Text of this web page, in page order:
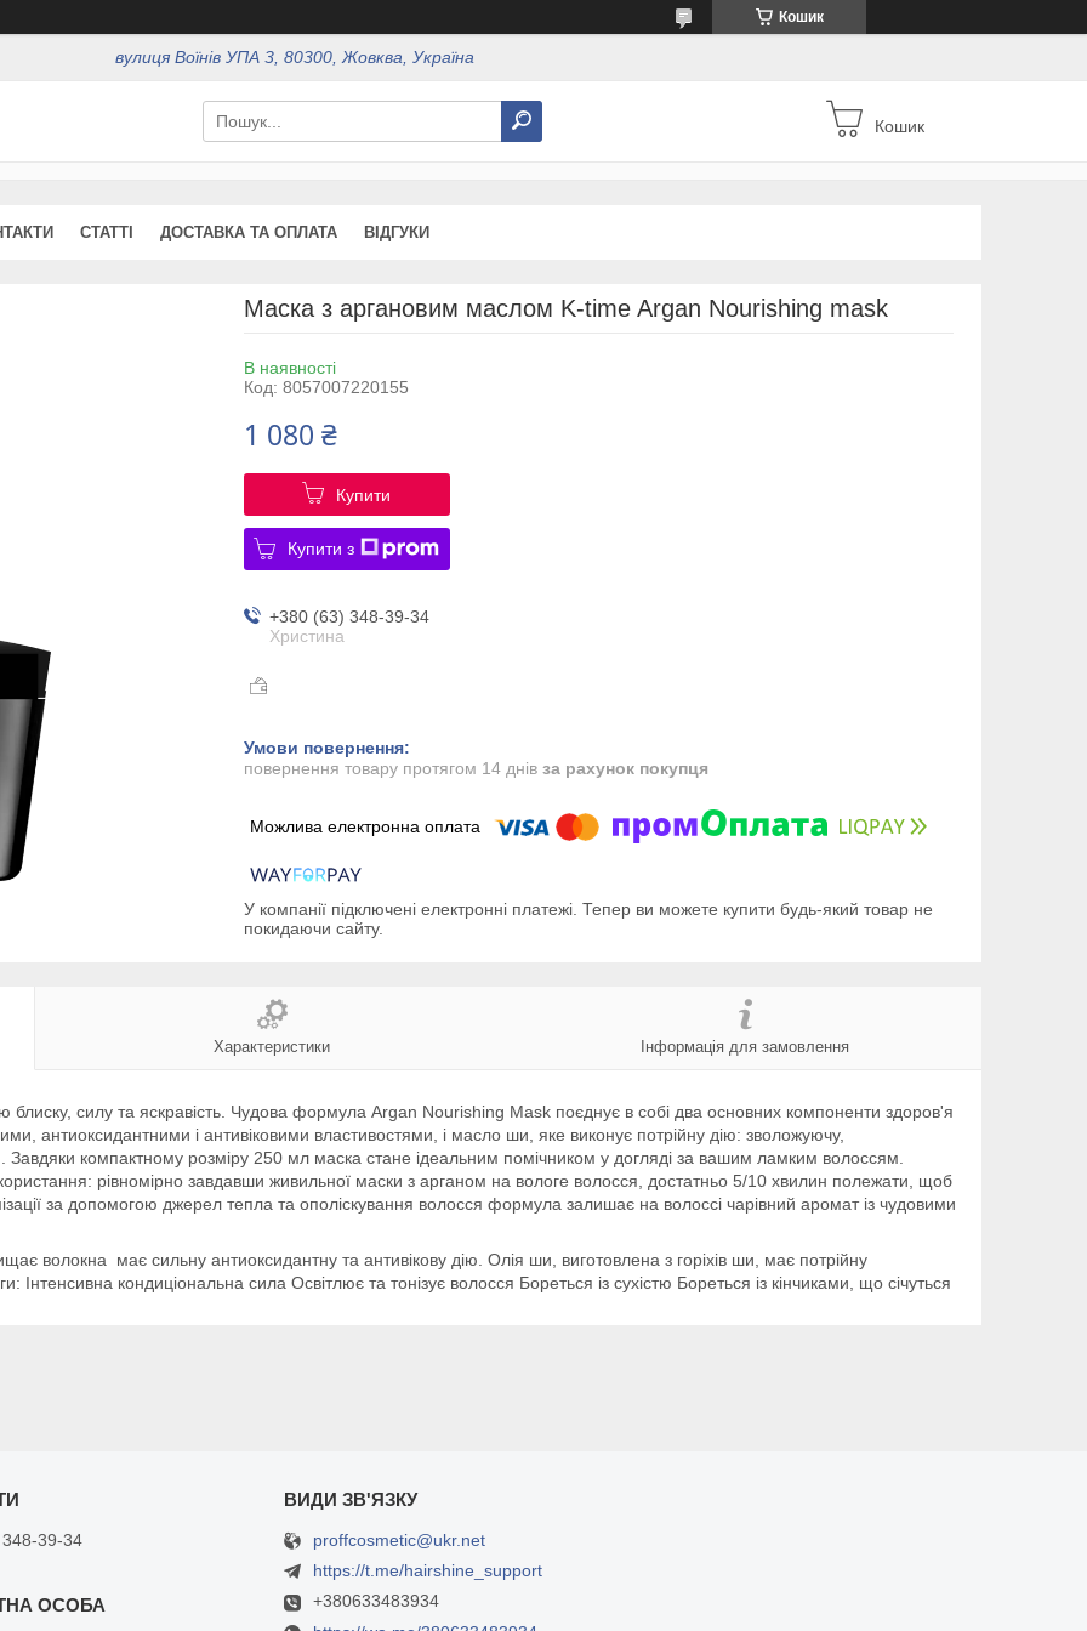
Кошик
вулиця Воїнів УПА 3, 80300, Жовква, Україна
Кошик
СТАТТІ ДОСТАВКА ТА ОПЛАТА ВІДГУКИ
Маска з аргановим маслом K-time Argan Nourishing mask
В наявності
Код: 8057007220155
1 080 ₴
Купити
Купити з
+380 (63) 348-39-34
Христина
повернення товару протягом 14 днів за рахунок покупця
У компанії підключені електронні платежі. Тепер ви можете купити будь-який товар не
покидаючи сайту.
Характеристики Інформація для замовлення
силу та яскравість. Чудова формула Argan Nourishing Mask поєднує в собі два основних компоненти здоров'я
антиоксидантними і антивіковими властивостями, і масло ши, яке виконує потрійну дію: зволожуючу,
Завдяки компактному розміру 250 мл маска стане ідеальним помічником у догляді за вашим ламким волоссям.
рівномірно завдавши живильної маски з арганом на вологе волосся, достатньо 5/10 хвилин полежати, щоб
за допомогою джерел тепла та ополіскування волосся формула залишає на волоссі чарівний аромат із чудовими
волокна має сильну антиоксидантну та антивікову дію. Олія ши, виготовлена з горіхів ши, має потрійну
кондиціональна сила Освітлює та тонізує волосся Бореться із сухістю Бореться із кінчиками, що січуться
39-34
proffcosmetic@ukr.net
https://t.me/hairshine_support
+380633483934